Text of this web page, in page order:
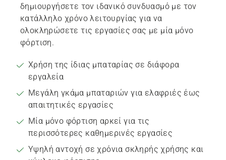
δημιουργήσετε τον ιδανικό συνδυασμό με τον
κατάλληλο χρόνο λειτουργίας για να
ολοκληρώσετε τις εργασίες σας με μία μόνο
φόρτιση.
Χρήση της ίδιας μπαταρίας σε διάφορα
εργαλεία
Μεγάλη γκάμα μπαταριών για ελαφριές έως
απαιτητικές εργασίες
Μία μόνο φόρτιση αρκεί για τις
περισσότερες καθημερινές εργασίες
Υψηλή αντοχή σε χρόνια σκληρής χρήσης και